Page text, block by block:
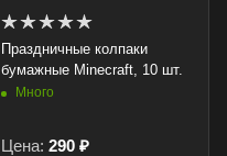
Праздничные колпаки
бумажные Minecraft, 10 шт.
Много
Цена: 290 ₽